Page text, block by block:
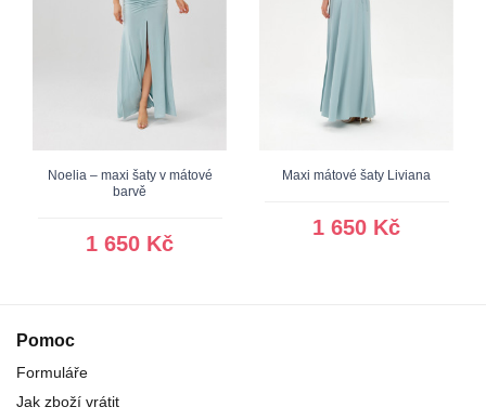
Noelia – maxi šaty v mátové
barvě
1 650 Kč
Maxi mátové šaty Liviana
1 650 Kč
Pomoc
Formuláře
Jak zboží vrátit